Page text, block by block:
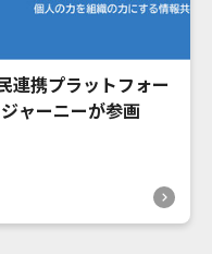
連携プラットフォー
ャーニーが参画